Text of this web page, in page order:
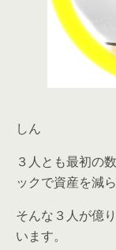
しん
３人とも最初の
ックで資産を減
そんな３人が億
います。